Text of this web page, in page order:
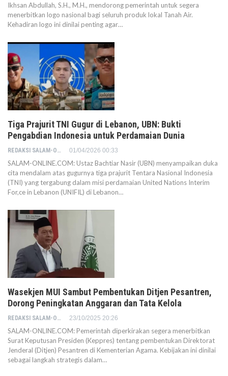
Ikhsan Abdullah, S.H., M.H., mendorong pemerintah untuk segera
menerbitkan logo nasional bagi seluruh produk lokal Tanah Air.
Kehadiran logo ini dinilai penting agar…
Tiga Prajurit TNI Gugur di Lebanon, UBN: Bukti
Pengabdian Indonesia untuk Perdamaian Dunia
REDAKSI SALAM-ONLINE 01/04/2026 00:33
SALAM-ONLINE.COM: Ustaz Bachtiar Nasir (UBN) menyampaikan duka
cita mendalam atas gugurnya tiga prajurit Tentara Nasional Indonesia
(TNI) yang tergabung dalam misi perdamaian United Nations Interim
For,ce in Lebanon (UNIFIL) di Lebanon…
Wasekjen MUI Sambut Pembentukan Ditjen Pesantren,
Dorong Peningkatan Anggaran dan Tata Kelola
REDAKSI SALAM-ONLINE 23/10/2025 20:26
SALAM-ONLINE.COM: Pemerintah diperkirakan segera menerbitkan
Surat Keputusan Presiden (Keppres) tentang pembentukan Direktorat
Jenderal (Ditjen) Pesantren di Kementerian Agama. Kebijakan ini dinilai
sebagai langkah strategis dalam…